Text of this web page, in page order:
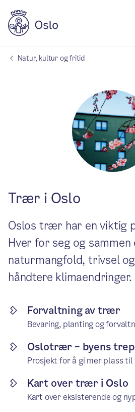
Natur, kultur og fritid
Trær i Oslo
Oslos trær har en viktig
Hver for seg og
naturmangfold, trivsel
håndtere klimaendringer.
Forvaltning av trær
Bevaring, planting og
Oslotrær – byens
Prosjekt for å gi mer plass
Kart over trær i Oslo
Kart over eksisterende og